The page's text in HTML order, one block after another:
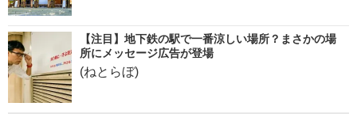
【注目】地下鉄の駅で一番涼しい場所？まさかの場
所にメッセージ広告が登場
(ねとらぼ)